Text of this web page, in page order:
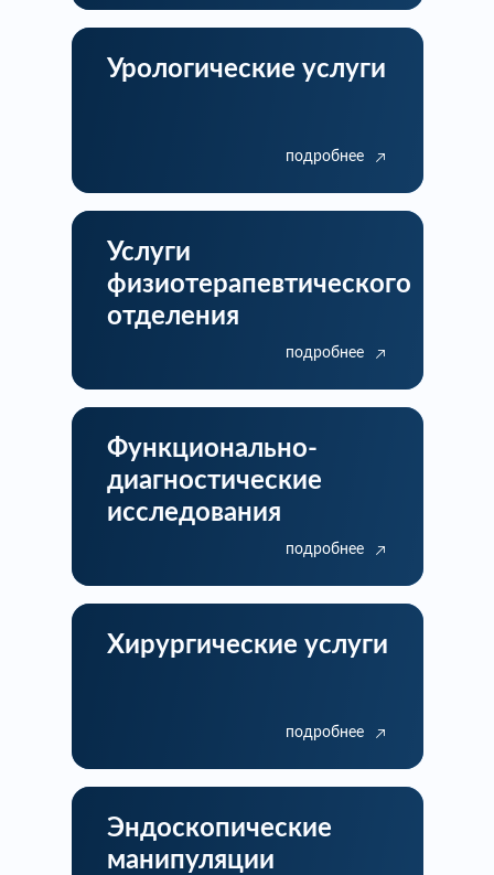
Урологические услуги
подробнее
Услуги
физиотерапевтического
отделения
подробнее
Функционально-
диагностические
исследования
подробнее
Хирургические услуги
подробнее
Эндоскопические
манипуляции